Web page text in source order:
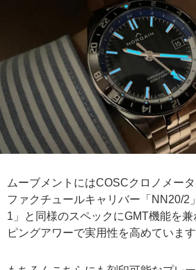
ムーブメントにはCOSCクロノメー
ファクチュールキャリバー「NN20/2
1」と同様のスペックにGMT機能を
ピングアワーで実用性を高めています